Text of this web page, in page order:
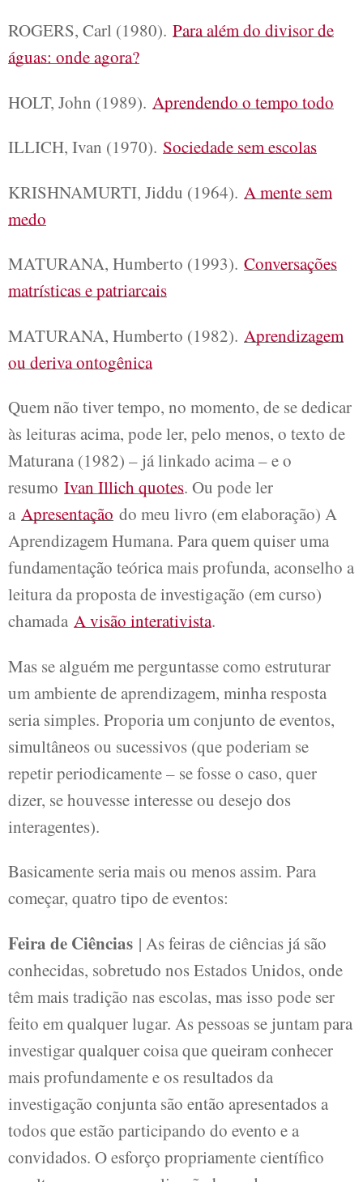
ROGERS, Carl (1980). Para além do divisor de
águas: onde agora?
HOLT, John (1989). Aprendendo o tempo todo
ILLICH, Ivan (1970). Sociedade sem escolas
KRISHNAMURTI, Jiddu (1964). A mente sem
medo
MATURANA, Humberto (1993). Conversações
matrísticas e patriarcais
MATURANA, Humberto (1982). Aprendizagem
ou deriva ontogênica
Quem não tiver tempo, no momento, de se dedicar
às leituras acima, pode ler, pelo menos, o texto de
Maturana (1982) – já linkado acima – e o
resumo Ivan Illich quotes. Ou pode ler
a Apresentação do meu livro (em elaboração) A
Aprendizagem Humana. Para quem quiser uma
fundamentação teórica mais profunda, aconselho a
leitura da proposta de investigação (em curso)
chamada A visão interativista.
Mas se alguém me perguntasse como estruturar
um ambiente de aprendizagem, minha resposta
seria simples. Proporia um conjunto de eventos,
simultâneos ou sucessivos (que poderiam se
repetir periodicamente – se fosse o caso, quer
dizer, se houvesse interesse ou desejo dos
interagentes).
Basicamente seria mais ou menos assim. Para
começar, quatro tipo de eventos:
Feira de Ciências | As feiras de ciências já são
conhecidas, sobretudo nos Estados Unidos, onde
têm mais tradição nas escolas, mas isso pode ser
feito em qualquer lugar. As pessoas se juntam para
investigar qualquer coisa que queiram conhecer
mais profundamente e os resultados da
investigação conjunta são então apresentados a
todos que estão participando do evento e a
convidados. O esforço propriamente científico